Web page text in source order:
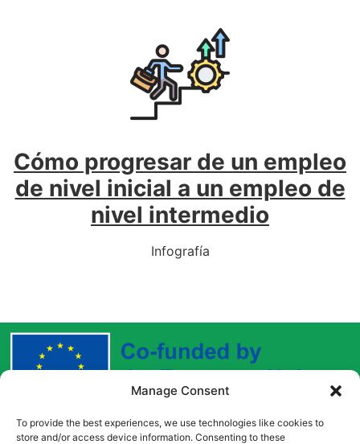
Manage Consent
To provide the best experiences, we use technologies like cookies to
store and/or access device information. Consenting to these
Cómo progresar de un empleo
de nivel inicial a un empleo de
nivel intermedio
Infografía
Funded by the European Union. Views and opinions